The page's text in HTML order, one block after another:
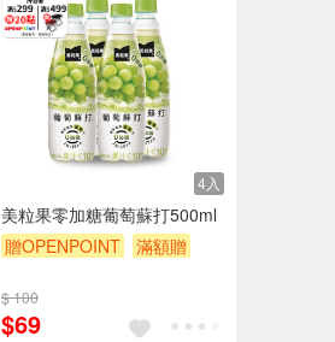
4入
美粒果零加糖葡萄蘇打500ml
贈OPENPOINT
滿額贈
$ 100
$69